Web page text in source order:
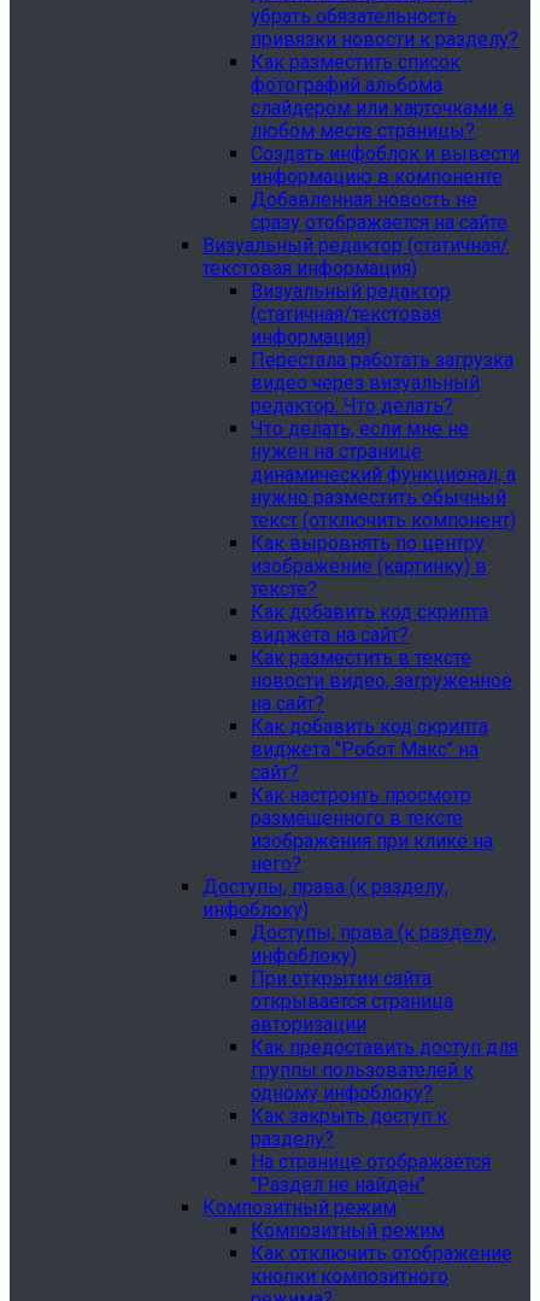
убрать обязательность
привязки новости к разделу?
Как разместить список
фотографий альбома
слайдером или карточками в
любом месте страницы?
Создать инфоблок и вывести
информацию в компоненте
Добавленная новость не
сразу отображается на сайте
Визуальный редактор (статичная/
текстовая информация)
Визуальный редактор
(статичная/текстовая
информация)
Перестала работать загрузка
видео через визуальный
редактор. Что делать?
Что делать, если мне не
нужен на странице
динамический функционал, а
нужно разместить обычный
текст (отключить компонент)
Как выровнять по центру
изображение (картинку) в
тексте?
Как добавить код скрипта
виджета на сайт?
Как разместить в тексте
новости видео, загруженное
на сайт?
Как добавить код скрипта
виджета "Робот Макс" на
сайт?
Как настроить просмотр
размещенного в тексте
изображения при клике на
него?
Доступы, права (к разделу,
инфоблоку)
Доступы, права (к разделу,
инфоблоку)
При открытии сайта
открывается страница
авторизации
Как предоставить доступ для
группы пользователей к
одному инфоблоку?
Как закрыть доступ к
разделу?
На странице отображается
"Раздел не найден"
Композитный режим
Композитный режим
Как отключить отображение
кнопки композитного